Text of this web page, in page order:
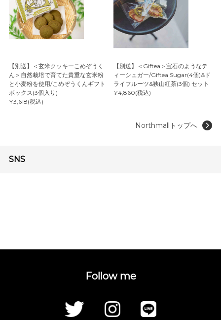
【別送】＜玄米クッキーこめぞうく
ん＞自然栽培で育てた貴重な玄米粉
と小麦粉を使用/こめぞうくんギフト
ボックス(3個入り)
¥3,618(税込)
【別送】＜Giftea＞宝石のようなテ
ィーシュガー/Giftea Sugar(4個)&ド
ライフルーツ&狭山紅茶(3個) セット
¥4,860(税込)
Northmallトップへ
SNS
Follow me